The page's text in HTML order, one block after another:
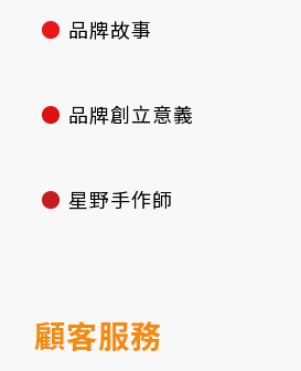
● 品牌故事
● 品牌創立意義
● 星野手作師
顧客服務